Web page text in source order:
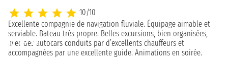
10/10
Excellente compagnie de navigation fluviale. Équipage aimable et
serviable. Bateau très propre. Belles excursions, bien organisées,
avec des autocars conduits par d’excellents chauffeurs et
accompagnées par une excellente guide. Animations en soirée.